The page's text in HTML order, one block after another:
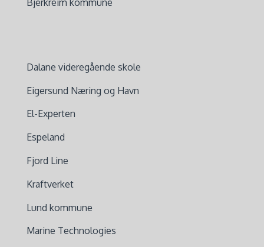
Bjerkreim kommune
Dalane videregående skole
Eigersund Næring og Havn
El-Experten
Espeland
Fjord Line
Kraftverket
Lund kommune
Marine Technologies